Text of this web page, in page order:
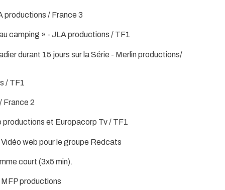
productions / France 3
camping » - JLA productions / TF1
durant 15 jours sur la Série - Merlin productions/
/ TF1
France 2
productions et Europacorp Tv / TF1
web pour le groupe Redcats
court (3x5 min).
productions